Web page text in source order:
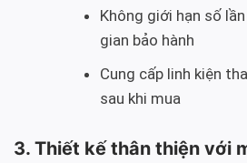
Không giới hạn số
gian bảo hành
Cung cấp linh kiện
sau khi mua
3. Thiết kế thân thiện với